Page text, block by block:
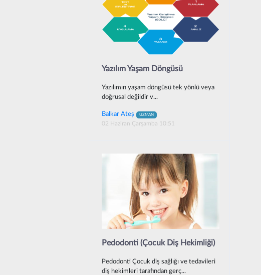
Yazılım Yaşam Döngüsü
Yazılımın yaşam döngüsü tek yönlü veya
doğrusal değildir v...
Balkar Ateş UZMAN
02 Haziran Çarşamba 10:51
Pedodonti (Çocuk Diş Hekimliği)
Pedodonti Çocuk diş sağlığı ve tedavileri
diş hekimleri tarafından gerç...